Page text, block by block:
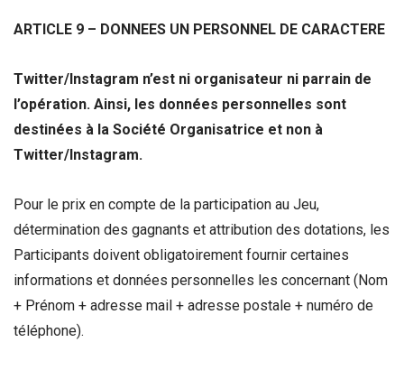
ARTICLE 9 – DONNEES UN PERSONNEL DE CARACTERE
Twitter/Instagram n’est ni organisateur ni parrain de
l’opération. Ainsi, les données personnelles sont
destinées à la Société Organisatrice et non à
Twitter/Instagram.
Pour le prix en compte de la participation au Jeu,
détermination des gagnants et attribution des dotations, les
Participants doivent obligatoirement fournir certaines
informations et données personnelles les concernant (Nom
+ Prénom + adresse mail + adresse postale + numéro de
téléphone).